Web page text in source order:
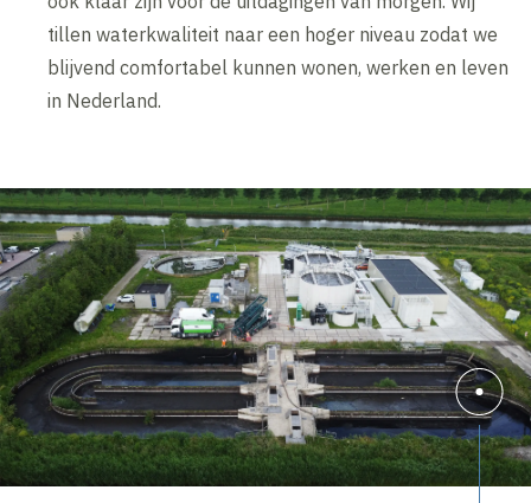
tillen waterkwaliteit naar een hoger niveau zodat we
blijvend comfortabel kunnen wonen, werken en leven
in Nederland.